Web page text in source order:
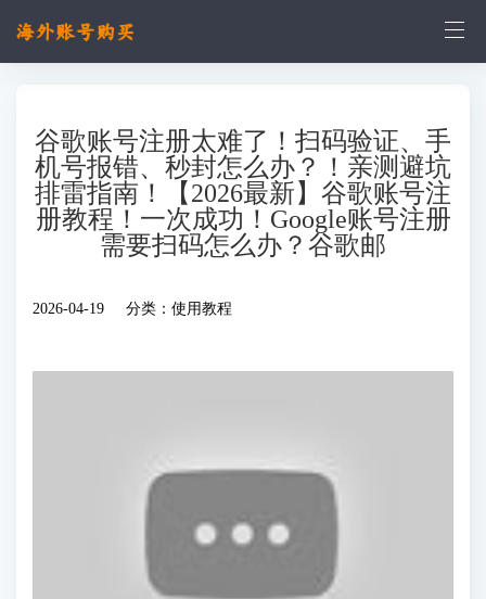
谷歌账号注册太难了！扫码验证、手
机号报错、秒封怎么办？！亲测避坑
排雷指南！【2026最新】谷歌账号注
册教程！一次成功！Google账号注册
需要扫码怎么办？谷歌邮
2026-04-19 分类： 使用教程